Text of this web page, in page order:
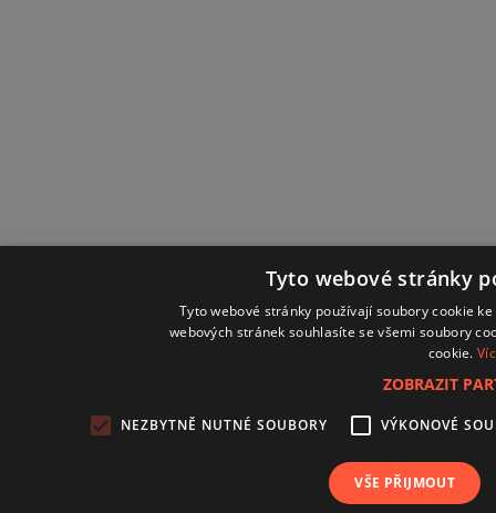
Tyto webové stránky
Tyto webové stránky používají soubory cookie
webových stránek souhlasíte se všemi soubory
cookie.
ZOBRAZIT
NEZBYTNĚ NUTNÉ SOUBORY VÝKONOVÉ
VŠE PŘIJMOUT